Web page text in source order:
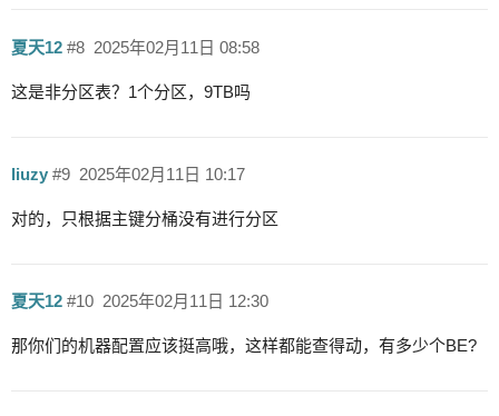
夏天12 2025年02月11日 08:58
#8
这是非分区表？1个分区，9TB吗
liuzy 2025年02月11日 10:17
#9
对的，只根据主键分桶没有进行分区
夏天12 2025年02月11日 12:30
#10
那你们的机器配置应该挺高哦，这样都能查得动，有多少个BE?